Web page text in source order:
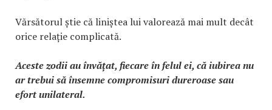
Vărsătorul știe că liniștea lui valorează mai mult decât
orice relație complicată.
Aceste zodii au învățat, fiecare în felul ei, că iubirea nu
ar trebui să însemne compromisuri dureroase sau
efort unilateral.